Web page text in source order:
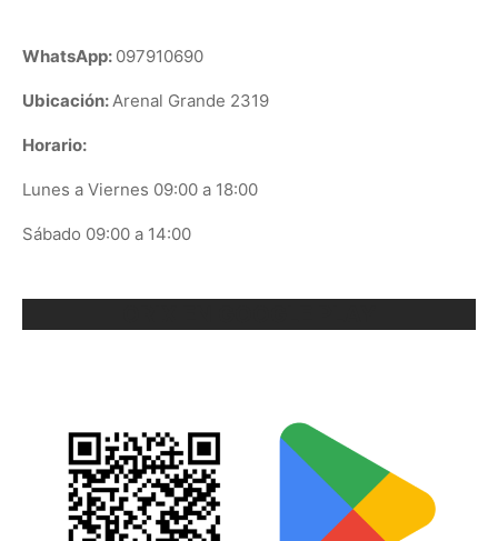
WhatsApp: 097910690
Ubicación:Arenal Grande 2319
Horario:
Lunes a Viernes 09:00 a 18:00
Sábado 09:00 a 14:00